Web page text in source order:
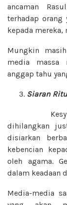
ancaman
terhadap orang
kepada mereka,
Mungkin
media massa
anggap tahu
Siaran
Kesyirikan
dihilangkan
disiarkan
kebencian
oleh agama.
dalam keadaan
Media-media